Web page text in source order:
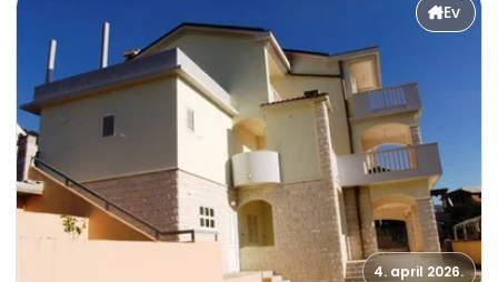
Ev
4. april 2026.